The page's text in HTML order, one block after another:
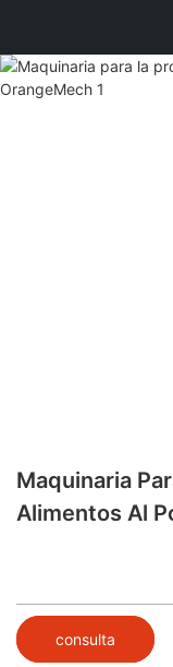
Maquinaria
Alimentos Al
consulta